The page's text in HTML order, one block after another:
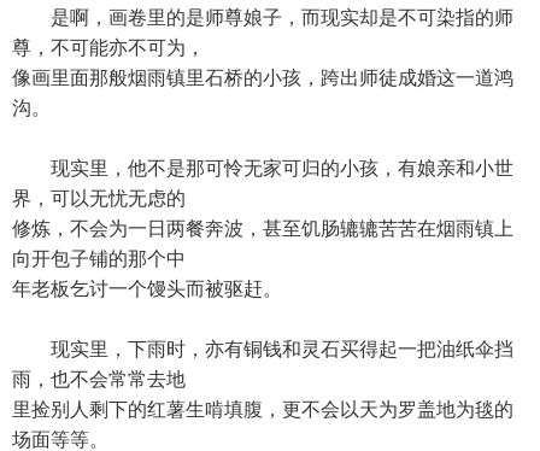
是啊，画卷里的是师尊娘子，而现实却是不可染指的师
尊，不可能亦不可为，
像画里面那般烟雨镇里石桥的小孩，跨出师徒成婚这一道鸿
沟。
现实里，他不是那可怜无家可归的小孩，有娘亲和小世
界，可以无忧无虑的
修炼，不会为一日两餐奔波，甚至饥肠辘辘苦苦在烟雨镇上
向开包子铺的那个中
年老板乞讨一个馒头而被驱赶。
现实里，下雨时，亦有铜钱和灵石买得起一把油纸伞挡
雨，也不会常常去地
里捡别人剩下的红薯生啃填腹，更不会以天为罗盖地为毯的
场面等等。